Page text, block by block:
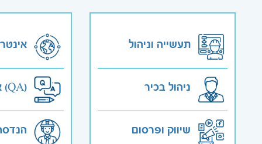
תעשייה וניהול
ניהול בכיר
שיווק ופרסום
אבטחת איכות (QA)